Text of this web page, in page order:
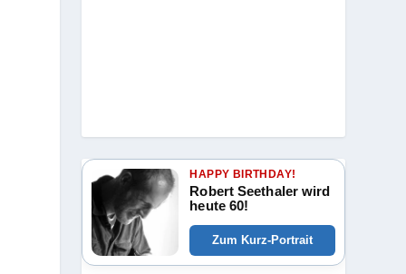
HAPPY BIRTHDAY!
Robert Seethaler wird
heute 60!
Zum Kurz-Portrait